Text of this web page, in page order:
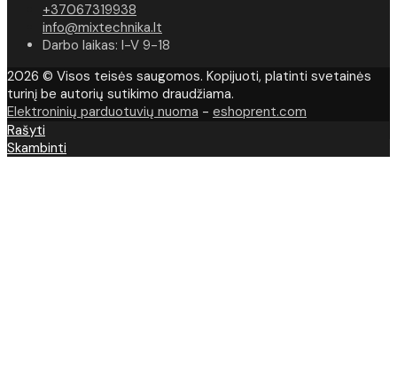
+37067319938
info@mixtechnika.lt
Darbo laikas: I-V 9-18
2026 © Visos teisės saugomos. Kopijuoti, platinti svetainės
turinį be autorių sutikimo draudžiama.
Elektroninių parduotuvių nuoma - eshoprent.com
Rašyti
Skambinti